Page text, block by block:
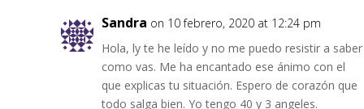
Sandra on 10 febrero, 2020 at 12:24 pm
Hola, ly te he leído y no me puedo resistir a saber
como vas. Me ha encantado ese ánimo con el
que explicas tu situación. Espero de corazón que
todo salga bien. Yo tengo 40 y 3 angeles.